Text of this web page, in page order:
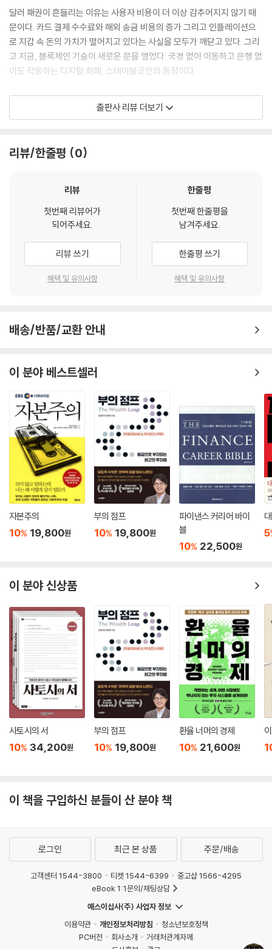
면 ‘실제’로 통화를 만들어 내는 주체는 연준이다. 여기서 말하는 돈은 일상
에서 쓰는 지폐뿐 아니라 은행들이 연준에 예치해 두는 전자적 예금, 즉 지
급준비금까지 포함한 기초통화다. 지폐는 내가 손에 쥐는 종이돈, 지급준
비금은 은행이 중앙은행에 가진 예금이다. 두 가지를 합친 것이 연준의 부
채이자 경제의 바닥자금이다. 이 기초통화를 늘리고 줄이는 스위치를 쥔
---p.132
세금, 인플레이션세(물가 상승으로 인한 가치 하락), 각종 수수료, 이자 부
는 비용들이 우리 생활 곳곳에서 불어나기 시작했다. 바로 이 틈을 빅테크
을 거대한 편으로 조직했고, 정부-중앙은행-시중은행으로 이어지는 견고
한 ‘삼각동맹’의 수익을 조금씩 울타리 밖으로 밀어내기 시작했다.
스테이블코인과 암호자산, 디지털 화폐 실험은 제재와 집행, 은행 네트워
크 축소, 온·오프램프 규율 강화에 부딪혔고, 동시에 ETF·토큰화·인가 스
테이블코인 같은 제도권 포맷이 열리며 ‘정문’을 통과한 이익은 월가 장부
체계, 거버넌스 규범을 통해 산업의 승자를 정책적으로 정한다고 의심했
관소에서 온체인 담보물로 진화한다. 이렇게 되면 사용자 잔액은 토큰화된
국채, 상업어음, 무역금융 자산 등과 직결되고, 거기서 발생한 이자가 자동
으로 사용자에게 분배될 수 있다. 그 구조는 사실상 인플레이션세를 상쇄
하는 새로운 통로가 된다. 지금까지 준비금 이자는 발행사와 월가가 가져
갔지만, RWA 기반 구조는 사용자에게 이자를 돌려주도록 설계할 수 있기
때문이다. 사용자 경험 측면에서 이는 “스테이블코인=무이자 디지털 현
금”이라는 인식에서 “스테이블코인=온체인 예금형 자산”으로의 전환을
의미한다.
---p.283
달러 패권이 흔들리는 이유는 사용자 비용이 더 이상 감추어지지 않기 때
문이다. 카드 결제 수수료와 해외 송금 비용의 증가 그리고 인플레이션으
로 지갑 속 돈의 가치가 떨어지고 있다는 사실을 모두가 깨닫고 있다. 그리
고 지금, 블록체인 기술이 새로운 문을 열었다. 국경 없이 이동하고 은행 없
이도 작동하는 디지털 화폐, 스테이블코인의 등장이다.
스테이블코인을 편리한 결제 수단으로 보아서는 안 된다. 발행사가 미국
국채를 담보로 하는 스테이블코인을 발행하는 순간, 전 세계 사용자들은
대형 은행들이 독점해 온 화폐 질서의 윤곽이 여기서 드러난다.
이 새로운 질서가 모든 이에게 균등한 기회를 주지 않는다. 이 흐름 안에서
트코인 수요를 제도권으로 끌어오고, RWA 제도로 전통 자산의 수익 구조
를 디지털 자산 시장에 이식한다. 빅테크도 마찬가지다. 애플과 메타가 스
테이블코인으로 결제 인프라를 장악하는 순간, 다른 기업들은 침범할 수
없는 독점적인 화폐 유통 플랫폼이 된다. 즉 결제 흐름은 소수의 플랫폼 안
에 집중될 것이며 독점의 구조는 반복된다.
테이블코인이 왜 달러 패권을 새롭게 바꾸는지를 이해한다면 자본의 흐름
출판사 리뷰 더보기
리뷰/한줄평 0
리뷰
첫번째 리뷰어가
되어주세요.
리뷰 쓰기
혜택 및 유의사항
한줄평
첫번째 한줄평을
남겨주세요.
한줄평 쓰기
혜택 및 유의사항
배송/반품/교환 안내
이 분야 베스트셀러
자본주의
10% 19,800원
부의 점프
10% 19,800원
파이낸스 커리어 바이
블
10% 22,500원
5
이 분야 신상품
사토시의 서
10% 34,200원
부의 점프
10% 19,800원
환율 너머의 경제
10% 21,600원
이 책을 구입하신 분들이 산 분야 책
로그인 최근 본 상품 주문/배송
고객센터 1544-3800 티켓 1544-6399
중고샵 1566-4295
eBook 1:1문의/채팅상담
예스이십사(주) 사업자 정보
이용약관
개인정보처리방침
청소년보호정책
PC버전
회사소개
거래처관계자께